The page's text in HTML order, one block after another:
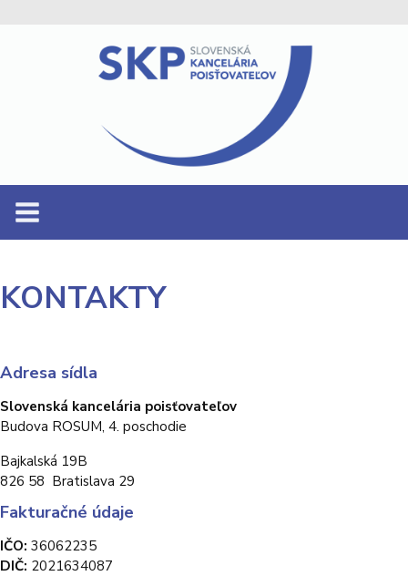
KONTAKTY
Adresa sídla
Slovenská kancelária poisťovateľov
Budova ROSUM, 4. poschodie
Bajkalská 19B
826 58 Bratislava 29
Fakturačné údaje
IČO: 36062235
DIČ: 2021634087